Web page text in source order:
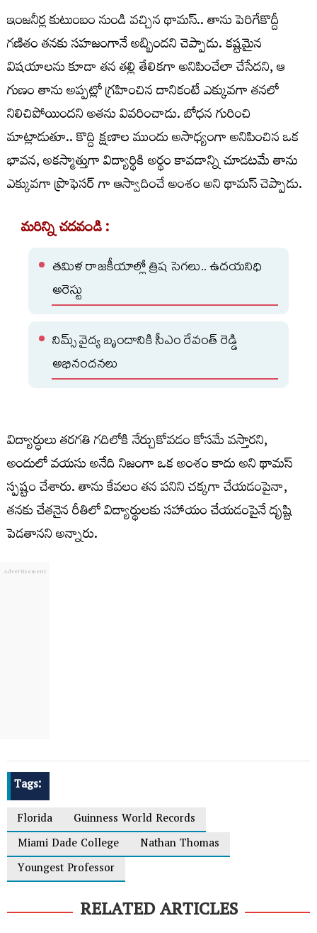
ఇంజనీర్ల కుటుంబం నుండి వచ్చిన థామస్.. తాను పెరిగేకొద్దీ
గణితం తనకు సహజంగానే అబ్బిందని చెప్పాడు. కష్టమైన
విషయాలను కూడా తన తల్లి తేలికగా అనిపించేలా చేసేదని, ఆ
గుణం తాను అప్పట్లో గ్రహించిన దానికంటే ఎక్కువగా తనలో
నిలిచిపోయిందని అతను వివరించాడు. బోధన గురించి
మాట్లాడుతూ.. కొద్ది క్షణాల ముందు అసాధ్యంగా అనిపించిన ఒక
భావన, అకస్మాత్తుగా విద్యార్థికి అర్థం కావడాన్ని చూడటమే తాను
ఎక్కువగా ప్రొఫెసర్ గా ఆస్వాదించే అంశం అని థామస్ చెప్పాడు.
మరిన్ని చదవండి :
తమిళ రాజకీయాల్లో త్రిష సెగలు.. ఉదయనిధి
అరెస్టు
నిమ్స్ వైద్య బృందానికి సీఎం రేవంత్ రెడ్డి
అభినందనలు
విద్యార్ధులు తరగతి గదిలోకి నేర్చుకోవడం కోసమే వస్తారని,
అందులో వయసు అనేది నిజంగా ఒక అంశం కాదు అని థామస్
స్పష్టం చేశారు. తాను కేవలం తన పనిని చక్కగా చేయడంపైనా,
తనకు చేతనైన రీతిలో విద్యార్థులకు సహాయం చేయడంపైనే దృష్టి
పెడతానని అన్నారు.
Tags:
Florida
Guinness World Records
Miami Dade College
Nathan Thomas
Youngest Professor
RELATED ARTICLES